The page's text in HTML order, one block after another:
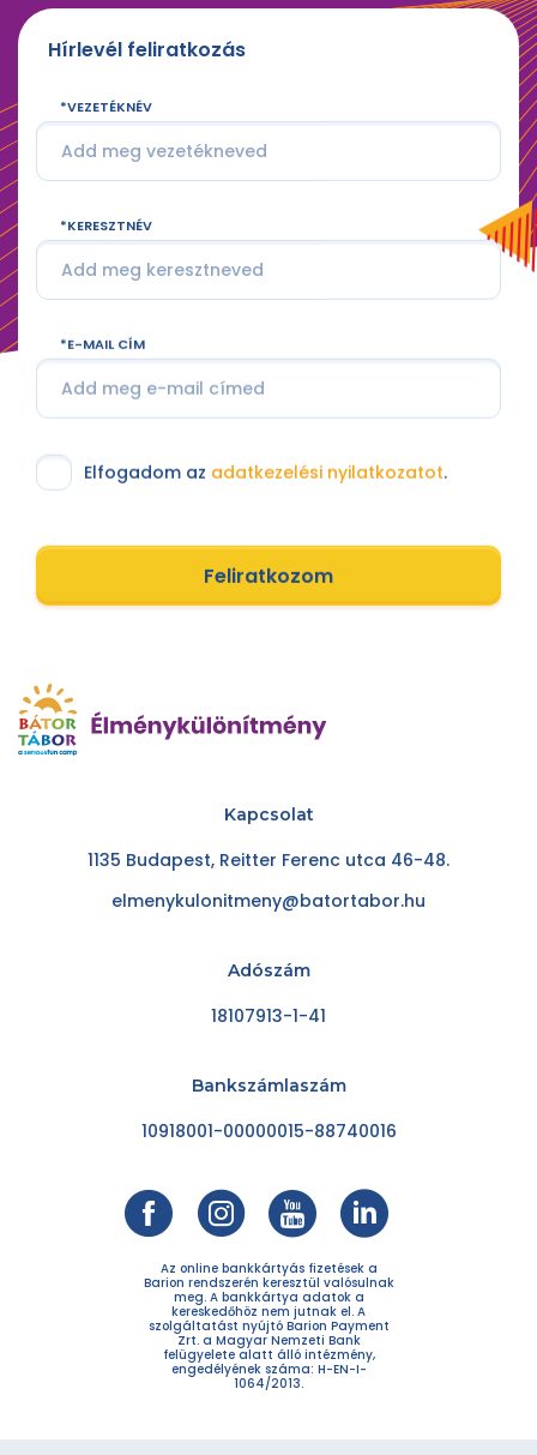
Hírlevél feliratkozás
VEZETÉKNÉV
KERESZTNÉV
E-MAIL CÍM
Elfogadom az adatkezelési nyilatkozatot.
Feliratkozom
Kapcsolat
1135 Budapest, Reitter Ferenc utca 46-48.
elmenykulonitmeny@batortabor.hu
Adószám
18107913-1-41
Bankszámlaszám
10918001-00000015-88740016
Az online bankkártyás fizetések a
Barion rendszerén keresztül valósulnak
meg. A bankkártya adatok a
kereskedőhöz nem jutnak el. A
szolgáltatást nyújtó Barion Payment
Zrt. a Magyar Nemzeti Bank
felügyelete alatt álló intézmény,
engedélyének száma: H-EN-I-
1064/2013.